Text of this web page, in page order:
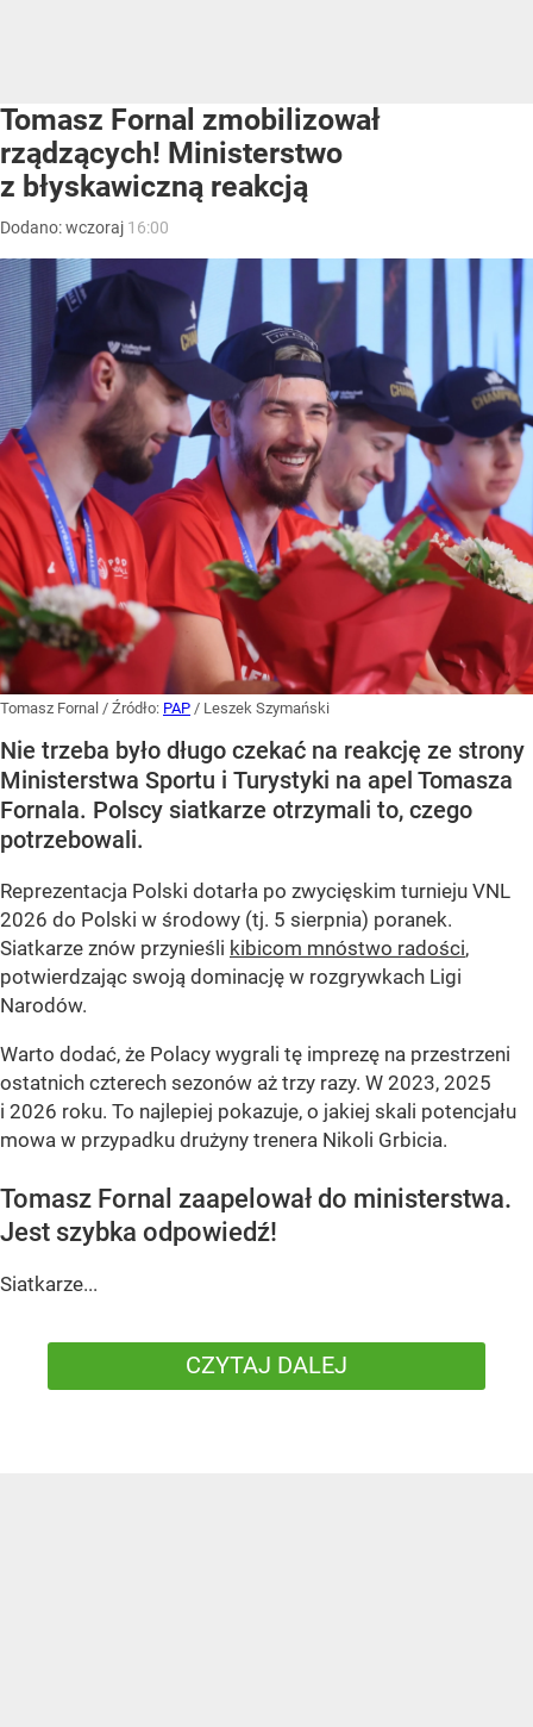
Tomasz Fornal zmobilizował
rządzących! Ministerstwo
z błyskawiczną reakcją
Dodano:wczoraj 16:00
Tomasz Fornal / Źródło: PAP / Leszek Szymański
Nie trzeba było długo czekać na reakcję ze strony
Ministerstwa Sportu i Turystyki na apel Tomasza
Fornala. Polscy siatkarze otrzymali to, czego
potrzebowali.
Reprezentacja Polski dotarła po zwycięskim turnieju VNL
2026 do Polski w środowy (tj. 5 sierpnia) poranek.
Siatkarze znów przynieśli kibicom mnóstwo radości,
potwierdzając swoją dominację w rozgrywkach Ligi
Narodów.
Warto dodać, że Polacy wygrali tę imprezę na przestrzeni
ostatnich czterech sezonów aż trzy razy. W 2023, 2025
i 2026 roku. To najlepiej pokazuje, o jakiej skali potencjału
mowa w przypadku drużyny trenera Nikoli Grbicia.
Tomasz Fornal zaapelował do ministerstwa.
Jest szybka odpowiedź!
Siatkarze...
CZYTAJ DALEJ